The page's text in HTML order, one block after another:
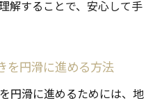
解することで、安心して手
を円滑に進める方法
円滑に進めるためには、地